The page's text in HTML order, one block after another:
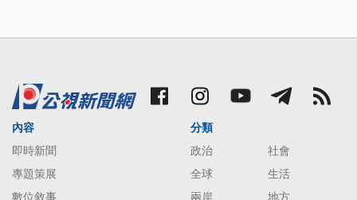
內容
即時新聞
專題策展
數位敘事
分類
政治
社會
全球
生活
兩岸
地方